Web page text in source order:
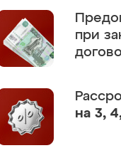
при
на 3,